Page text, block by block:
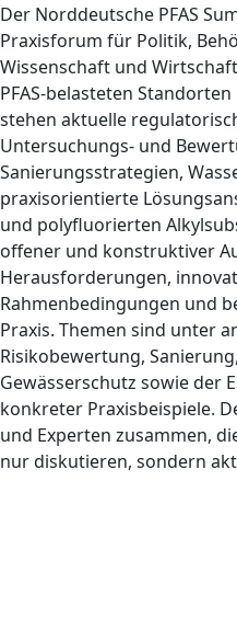
Der Norddeutsche PFAS
Praxisforum für Politik,
Wissenschaft und
PFAS-belasteten
stehen aktuelle
Untersuchungs- und
Sanierungsstrategien,
praxisorientierte
und polyfluorierten
offener und konstruktiver
Herausforderungen,
Rahmenbedingungen und
Praxis. Themen sind unter
Risikobewertung,
Gewässerschutz sowie der
konkreter Praxisbeispiele.
und Experten zusammen,
nur diskutieren, sondern